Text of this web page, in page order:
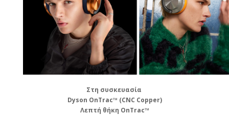
Στη συσκευασία
Dyson OnTrac™ (CNC Copper)
Λεπτή θήκη OnTrac™